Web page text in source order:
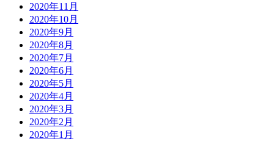
2020年11月
2020年10月
2020年9月
2020年8月
2020年7月
2020年6月
2020年5月
2020年4月
2020年3月
2020年2月
2020年1月